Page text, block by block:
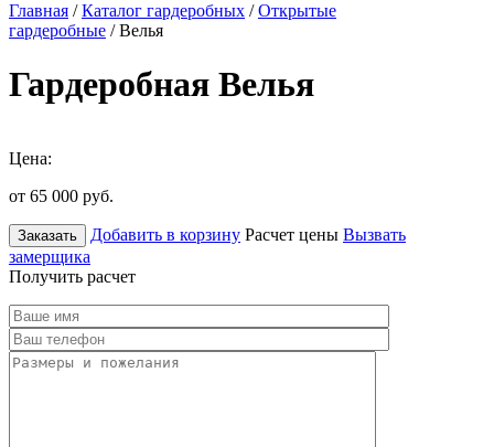
Главная /Каталог гардеробных /Открытые
гардеробные / Велья
Гардеробная Велья
Цена:
от 65 000 руб.
Заказать Добавить в корзину Расчет цены Вызвать
замерщика
Получить расчет